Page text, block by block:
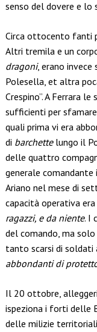
senso del dovere e lo
Circa ottocento fanti
Altri tremila e un
dragoni, erano invece
Polesella, et altra
Crespino”. A Ferrara
sufficienti per
quali prima vi era
di barchette lungo il
delle quattro
generale comandante
Ariano nel mese di
capacità operativa era
ragazzi, e da niente. I
del comando, ma solo
tanto scarsi di
abbondanti di
Il 20 ottobre,
ispeziona i forti delle
delle milizie